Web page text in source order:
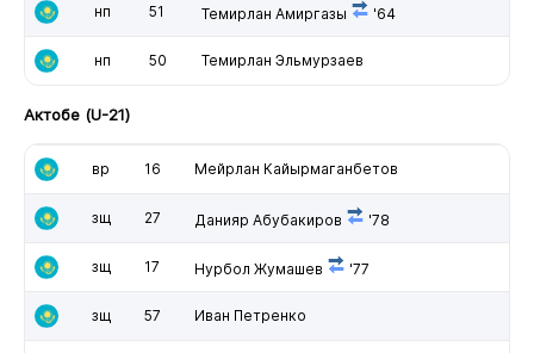
нп 51 Темирлан Амиргазы '64
нп 50 Темирлан Эльмурзаев
Актобе (U-21)
вр 16 Мейрлан Кайырмаганбетов
зщ 27 Данияр Абубакиров '78
зщ 17 Нурбол Жумашев '77
зщ 57 Иван Петренко